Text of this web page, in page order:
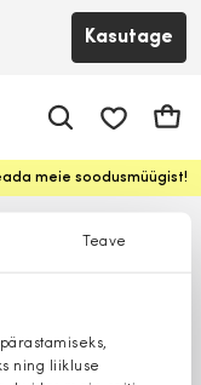
Teave
ning liikluse
Kasutage
meie soodusmüügist!